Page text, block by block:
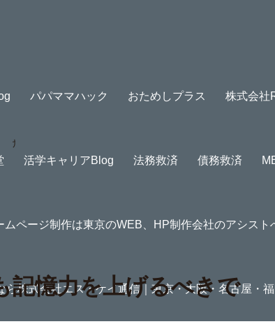
パパママハック おためしプラス 株式会社
活学キャリアBlog 法務救済 債務救済
ムページ制作は東京のWEB、HP制作会社のアシスト
ら株式会社エス・ケイ通信｜東京・大阪・名古屋・
げるべきである。
記憶力を上げるべきで